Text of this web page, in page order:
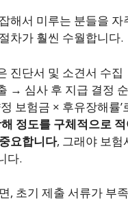
해서 미루는 분들을 자
차가 훨씬 수월합니다.
진단서 및 소견서 수
→ 심사 후 지급 결정
보험금 × 후유장해률’
정도를 구체적으로
요합니다, 그래야 보험
다.
, 초기 제출 서류가 부